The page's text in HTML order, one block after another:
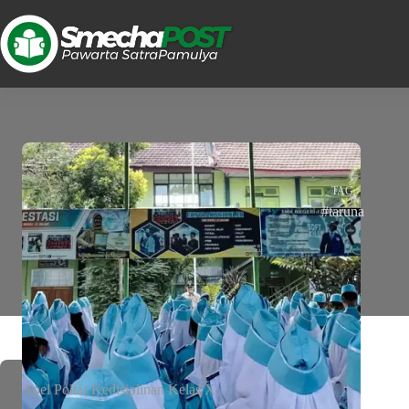
TAG
#taruna
Apel Poltar Kedisiplinan Kelas X